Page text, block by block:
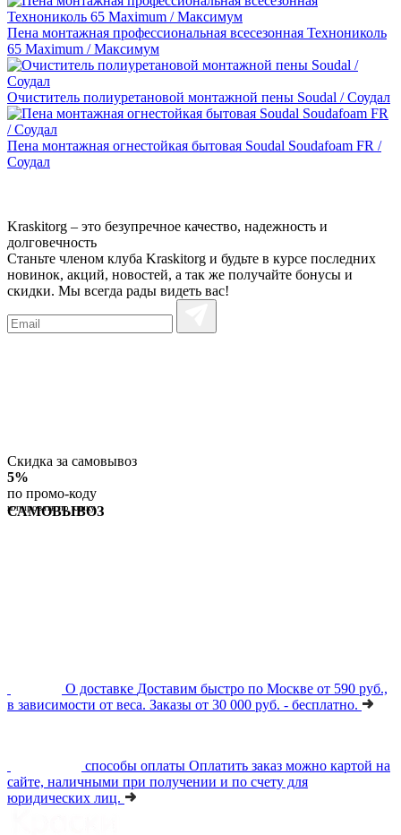
Пена монтажная профессиональная всесезонная Технониколь
65 Maximum / Максимум
Очиститель полиуретановой монтажной пены Soudal / Соудал
Пена монтажная огнестойкая бытовая Soudal Soudafoam FR /
Соудал
Kraskitorg – это безупречное качество, надежность и
долговечность
Станьте членом клуба Kraskitorg и будьте в курсе последних
новинок, акций, новостей, а так же получайте бонусы и
скидки. Мы всегда рады видеть вас!
Скидка за самовывоз
5%
по промо-коду
копировать по клику
САМОВЫВОЗ
О доставке Доставим быстро по Москве от 590 руб.,
в зависимости от веса. Заказы от 30 000 руб. - бесплатно.
способы оплаты Оплатить заказ можно картой на
сайте, наличными при получении и по счету для
юридических лиц.